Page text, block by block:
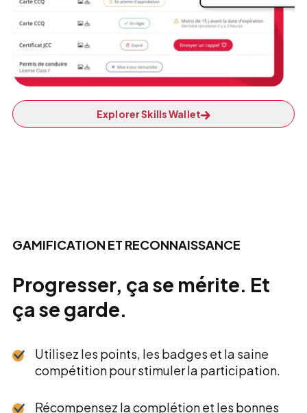
Explorer Skills Wallet
GAMIFICATION ET RECONNAISSANCE
Progresser, ça se mérite. Et
ça se garde.
Utilisez les points, les badges et la saine
compétition pour stimuler la participation.
Récompensez la complétion et les bonnes